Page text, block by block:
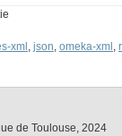
xml , json, omeka-xml ,
de Toulouse, 2024